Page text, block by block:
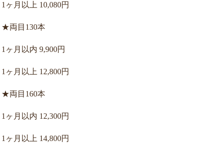
1ヶ月以上 10,080円
★両目130本
1ヶ月以内 9,900円
1ヶ月以上 12,800円
★両目160本
1ヶ月以内 12,300円
1ヶ月以上 14,800円